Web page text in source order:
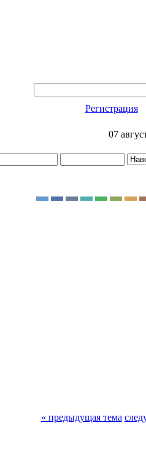
Регистрация
07
« предыдущая тема